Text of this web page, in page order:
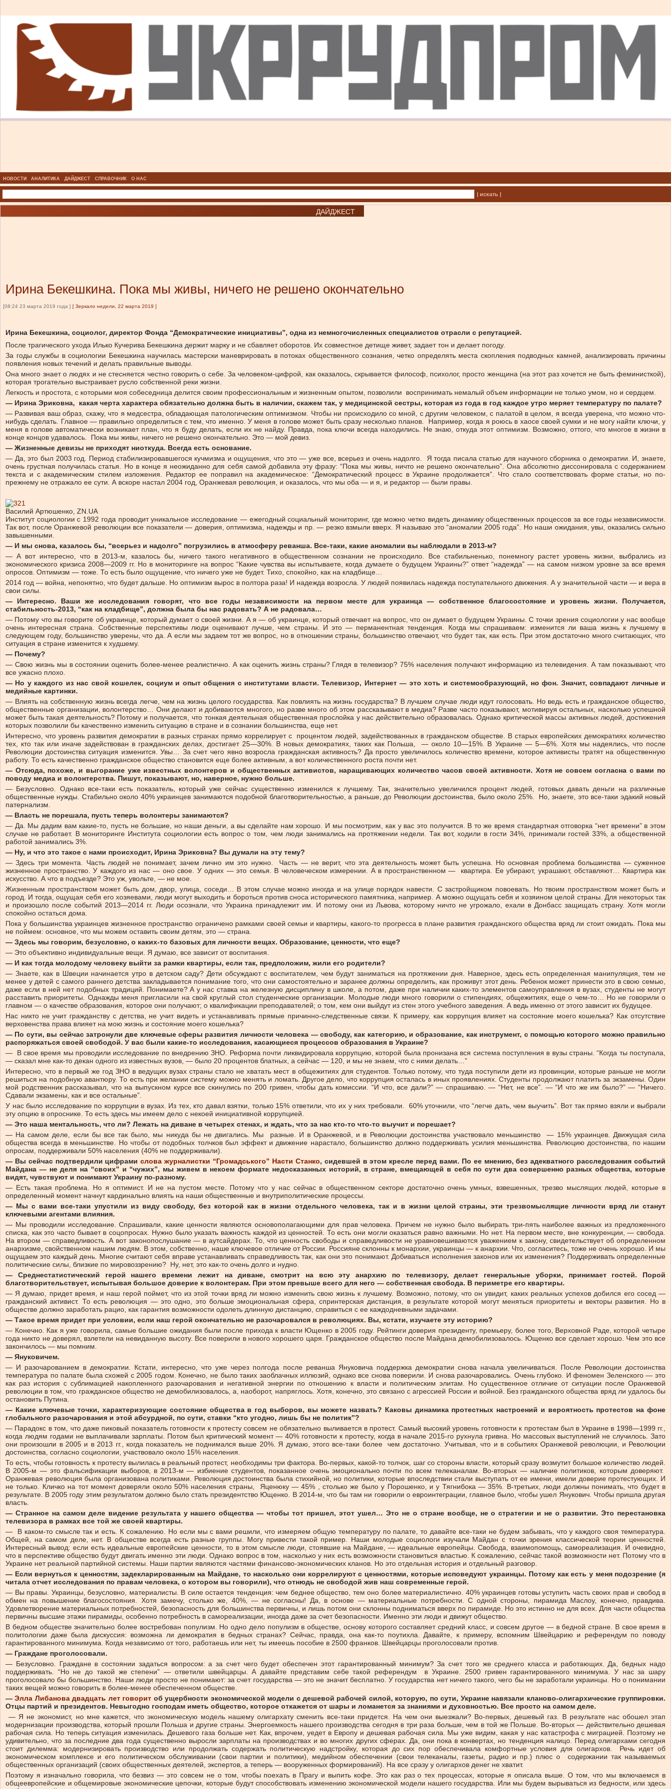
НОВОСТИ АНАЛИТИКА ДАЙДЖЕСТ СПРАВОЧНИК О НАС
| искать |
ДАЙДЖЕСТ
Ирина Бекешкина. Пока мы живы, ничего не решено окончательно
[08:24 23 марта 2019 года ] [ Зеркало недели, 22 марта 2019 ]
Ирина Бекешкина, социолог, директор Фонда “Демократические инициативы”, одна из немногочисленных специалистов отрасли с репутацией.
После трагического ухода Илько Кучерива Бекешкина держит марку и не сбавляет оборотов. Их совместное детище живет, задает тон и делает погоду.
За годы службы в социологии Бекешкина научилась мастерски маневрировать в потоках общественного сознания, четко определять места скопления подводных камней, анализировать причины
появления новых течений и делать правильные выводы.
Она много знает о людях и не стесняется честно говорить о себе. За человеком-цифрой, как оказалось, скрывается философ, психолог, просто женщина (на этот раз хочется не быть феминисткой),
которая трогательно выстраивает русло собственной реки жизни.
Легкость и простота, с которыми моя собеседница делится своим профессиональным и жизненным опытом, позволили воспринимать немалый объем информации не только умом, но и сердцем.
— Ирина Эриковна, какая черта характера обязательно должна быть в наличии, скажем так, у медицинской сестры, которая из года в год каждое утро меряет температуру по палате?
— Развивая ваш образ, скажу, что я медсестра, обладающая патологическим оптимизмом. Чтобы ни происходило со мной, с другим человеком, с палатой в целом, я всегда уверена, что можно что-
нибудь сделать. Главное — правильно определиться с тем, что именно. У меня в голове может быть сразу несколько планов. Например, когда я роюсь в хаосе своей сумки и не могу найти ключи, у
меня в голове автоматически возникает план, что я буду делать, если их не найду. Правда, пока ключи всегда находились. Не знаю, откуда этот оптимизм. Возможно, оттого, что многое в жизни в
конце концов удавалось. Пока мы живы, ничего не решено окончательно. Это — мой девиз.
— Жизненные девизы не приходят ниоткуда. Всегда есть основание.
— Да, это был 2003 год. Период стабилизировавшегося кучмизма и ощущения, что это — уже все, всерьез и очень надолго. Я тогда писала статью для научного сборника о демократии. И, знаете,
очень грустная получилась статья. Но в конце я неожиданно для себя самой добавила эту фразу: “Пока мы живы, ничто не решено окончательно”. Она абсолютно диссонировала с содержанием
текста и с академическим стилем изложения. Редактор ее поправил на академическое: “Демократический процесс в Украине продолжается”. Что стало соответствовать форме статьи, но по-
прежнему не отражало ее сути. А вскоре настал 2004 год, Оранжевая революция, и оказалось, что мы оба — и я, и редактор — были правы.
Василий Артюшенко, ZN.UA
Институт социологии с 1992 года проводит уникальное исследование — ежегодный социальный мониторинг, где можно четко видеть динамику общественных процессов за все годы независимости.
Так вот, после Оранжевой революции все показатели — доверия, оптимизма, надежды и пр. — резко взмыли вверх. Я называю это “аномалии 2005 года”. Но наши ожидания, увы, оказались сильно
завышенными.
— И мы снова, казалось бы, “всерьез и надолго” погрузились в атмосферу реванша. Все-таки, какие аномалии вы наблюдали в 2013-м?
— А вот интересно, что в 2013-м, казалось бы, ничего такого негативного в общественном сознании не происходило. Все стабильненько, понемногу растет уровень жизни, выбрались из
экономического кризиса 2008—2009 гг. Но в мониторинге на вопрос “Какие чувства вы испытываете, когда думаете о будущем Украины?” ответ “надежда” — на самом низком уровне за все время
опросов. Оптимизм — тоже. То есть было ощущение, что ничего уже не будет. Тихо, спокойно, как на кладбище…
2014 год — война, непонятно, что будет дальше. Но оптимизм вырос в полтора раза! И надежда возросла. У людей появилась надежда поступательного движения. А у значительной части — и вера в
свои силы.
— Интересно. Ваши же исследования говорят, что все годы независимости на первом месте для украинца — собственное благосостояние и уровень жизни. Получается,
стабильность-2013, “как на кладбище”, должна была бы нас радовать? А не радовала…
— Потому что вы говорите об украинце, который думает о своей жизни. А я — об украинце, который отвечает на вопрос, что он думает о будущем Украины. С точки зрения социологии у нас вообще
очень интересная страна. Собственные перспективы люди оценивают лучше, чем страны. И это — перманентная тенденция. Когда мы спрашиваем: изменится ли ваша жизнь к лучшему в
следующем году, большинство уверены, что да. А если мы задаем тот же вопрос, но в отношении страны, большинство отвечают, что будет так, как есть. При этом достаточно много считающих, что
ситуация в стране изменится к худшему.
— Почему?
— Свою жизнь мы в состоянии оценить более-менее реалистично. А как оценить жизнь страны? Глядя в телевизор? 75% населения получают информацию из телевидения. А там показывают, что
все ужасно плохо.
— Но у каждого из нас свой кошелек, социум и опыт общения с институтами власти. Телевизор, Интернет — это хоть и системообразующий, но фон. Значит, совпадают личные и
медийные картинки.
— Влиять на собственную жизнь всегда легче, чем на жизнь целого государства. Как повлиять на жизнь государства? В лучшем случае люди идут голосовать. Но ведь есть и гражданское общество,
общественные организации, волонтерство… Они делают и добиваются многого, но разве много об этом рассказывают в медиа? Разве часто показывают, мотивируя остальных, насколько успешной
может быть такая деятельность? Потому и получается, что тонкая деятельная общественная прослойка у нас действительно образовалась. Однако критической массы активных людей, достижения
которых позволили бы качественно изменить ситуацию в стране и в сознании большинства, еще нет.
Интересно, что уровень развития демократии в разных странах прямо коррелирует с процентом людей, задействованных в гражданском обществе. В старых европейских демократиях количество
тех, кто так или иначе задействован в гражданских делах, достигает 25—30%. В новых демократиях, таких как Польша, — около 10—15%. В Украине — 5—6%. Хотя мы надеялись, что после
Революции достоинства ситуация изменится. Увы… За счет чего явно возросла гражданская активность? Да просто увеличилось количество времени, которое активисты тратят на общественную
работу. То есть качественно гражданское общество становится еще более активным, а вот количественного роста почти нет.
— Отсюда, похоже, и выгорание уже известных волонтеров и общественных активистов, наращивающих количество часов своей активности. Хотя не совсем согласна с вами по
поводу медиа и волонтерства. Пишут, показывают, но, наверное, нужно больше.
— Безусловно. Однако все-таки есть показатель, который уже сейчас существенно изменился к лучшему. Так, значительно увеличился процент людей, готовых давать деньги на различные
общественные нужды. Стабильно около 40% украинцев занимаются подобной благотворительностью, а раньше, до Революции достоинства, было около 25%. Но, знаете, это все-таки эдакий новый
патернализм.
— Власть не порешала, пусть теперь волонтеры занимаются?
— Да. Мы дадим вам какие-то, пусть не большие, но наши деньги, а вы сделайте нам хорошо. И мы посмотрим, как у вас это получится. В то же время стандартная отговорка “нет времени” в этом
случае не работает. В мониторинге Института социологии есть вопрос о том, чем люди занимались на протяжении недели. Так вот, ходили в гости 34%, принимали гостей 33%, а общественной
работой занимались 3%.
— Ну, и что это такое с нами происходит, Ирина Эриковна? Вы думали на эту тему?
— Здесь три момента. Часть людей не понимает, зачем лично им это нужно. Часть — не верит, что эта деятельность может быть успешна. Но основная проблема большинства — суженное
жизненное пространство. У каждого из нас — оно свое. У одних — это семья. В человеческом измерении. А в пространственном — квартира. Ее убирают, украшают, обставляют… Квартира как
искусство. А что в подъезде? Это уж, увольте, — не мое.
Жизненным пространством может быть дом, двор, улица, соседи… В этом случае можно иногда и на улице порядок навести. С застройщиком повоевать. Но твоим пространством может быть и
город. И тогда, ощущая себя его хозяевами, люди могут выходить и бороться против сноса исторического памятника, например. А можно ощущать себя и хозяином целой страны. Для некоторых так
и произошло после событий 2013—2014 гг. Люди осознали, что Украина принадлежит им. И потому они из Львова, которому ничто не угрожало, ехали в Донбасс защищать страну. Хотя могли
спокойно остаться дома.
Пока у большинства украинцев жизненное пространство ограничено рамками своей семьи и квартиры, какого-то прогресса в плане развития гражданского общества вряд ли стоит ожидать. Пока мы
не поймем: основное, что мы можем оставить своим детям, это — страна.
— Здесь мы говорим, безусловно, о каких-то базовых для личности вещах. Образование, ценности, что еще?
— Это объективно индивидуальные вещи. Я думаю, все зависит от воспитания.
— И как тогда молодому человеку выйти за рамки квартиры, если так, предположим, жили его родители?
— Знаете, как в Швеции начинается утро в детском саду? Дети обсуждают с воспитателем, чем будут заниматься на протяжении дня. Наверное, здесь есть определенная манипуляция, тем не
менее у детей с самого раннего детства закладывается понимание того, что они самостоятельно и заранее должны определить, как проживут этот день. Ребенок может принести это в свою семью,
даже если в ней нет подобных традиций. Понимаете? А у нас ставка на железную дисциплину в школе, а потом, даже при наличии каких-то элементов самоуправления в вузах, студенты не могут
расставить приоритеты. Однажды меня пригласили на свой круглый стол студенческие организации. Молодые люди много говорили о стипендиях, общежитиях, еще о чем-то… Но не говорили о
главном — о качестве образования, которое они получают; о квалификации преподавателей; о том, кем они выйдут из стен этого учебного заведения. А ведь именно от этого зависит их будущее.
Нас никто не учит гражданству с детства, не учит видеть и устанавливать прямые причинно-следственные связи. К примеру, как коррупция влияет на состояние моего кошелька? Как отсутствие
верховенства права влияет на мою жизнь и состояние моего кошелька?
— По сути, вы сейчас затронули две ключевые сферы развития личности человека — свободу, как категорию, и образование, как инструмент, с помощью которого можно правильно
распоряжаться своей свободой. У вас были какие-то исследования, касающиеся процессов образования в Украине?
— В свое время мы проводили исследование по внедрению ЗНО. Реформа почти ликвидировала коррупцию, которой была пронизана вся система поступления в вузы страны. “Когда ты поступала,
— сказал мне как-то декан одного из известных вузов, — было 20 процентов блатных, а сейчас — 120, и мы не знаем, что с ними делать…”
Интересно, что в первый же год ЗНО в ведущих вузах страны стало не хватать мест в общежитиях для студентов. Только потому, что туда поступили дети из провинции, которые раньше не могли
решиться на подобную авантюру. То есть при желании систему можно менять и ломать. Другое дело, что коррупция осталась в иных проявлениях. Студенты продолжают платить за экзамены. Один
мой родственник рассказывал, что на выпускном курсе все скинулись по 200 гривен, чтобы дать комиссии. “И что, все дали?” — спрашиваю. — “Нет, не все”. — “И что же им было?” — “Ничего.
Сдавали экзамены, как и все остальные”.
У нас было исследование по коррупции в вузах. Из тех, кто давал взятки, только 15% ответили, что их у них требовали. 60% уточнили, что “легче дать, чем выучить”. Вот так прямо взяли и выбрали
эту опцию в опроснике. То есть здесь мы имеем дело с некоей инициативной коррупцией.
— Это наша ментальность, что ли? Лежать на диване в четырех стенах, и ждать, что за нас кто-то что-то выучит и порешает?
— На самом деле, если бы все так было, мы никуда бы не двигались. Мы разные. И в Оранжевой, и в Революции достоинства участвовало меньшинство — 15% украинцев. Движущая сила
общества всегда в меньшинстве. Но чтобы от подобных толчков был эффект и движение нарастало, большинство должно поддерживать усилия меньшинства. Революцию достоинства, по нашим
опросам, поддерживали 50% населения (40% не поддерживали).
— Вы сейчас подтвердили цифрамислова журналистки “Громадського” Насти Станко, сидевшей в этом кресле перед вами. По ее мнению, без адекватного расследования событий
Майдана — не деля на “своих” и “чужих”, мы живем в некоем формате недосказанных историй, в стране, вмещающей в себя по сути два совершенно разных общества, которые
видят, чувствуют и понимают Украину по-разному.
— Есть такая проблема. Но я оптимист. И не на пустом месте. Потому что у нас сейчас в общественном секторе достаточно очень умных, взвешенных, трезво мыслящих людей, которые в
определенный момент начнут кардинально влиять на наши общественные и внутриполитические процессы.
— Мы с вами все-таки упустили из виду свободу, без которой как в жизни отдельного человека, так и в жизни целой страны, эти трезвомыслящие личности вряд ли станут
ключевыми агентами влияния.
— Мы проводили исследование. Спрашивали, какие ценности являются основополагающими для прав человека. Причем не нужно было выбирать три-пять наиболее важных из предложенного
списка, как это часто бывает в соцопросах. Нужно было указать важность каждой из ценностей. То есть они могли оказаться равно важными. Но нет. На первом месте, вне конкуренции, — свобода.
На втором — справедливость. А вот законопослушание — в аутсайдерах. То, что ценность свободы и справедливости не уравновешиваются уважением к закону, свидетельствует об определенном
анархизме, свойственном нашим людям. В этом, собственно, наше ключевое отличие от России. Россияне склонны к монархии, украинцы — к анархии. Что, согласитесь, тоже не очень хорошо. И мы
ощущаем это каждый день. Многие считают себя вправе устанавливать справедливость так, как они это понимают. Добиваться исполнения законов или их изменения? Поддерживать определенные
политические силы, близкие по мировоззрению? Ну, нет, это как-то очень долго и нудно.
— Среднестатистический герой нашего времени лежит на диване, смотрит на всю эту анархию по телевизору, делает генеральные уборки, принимает гостей. Порой
благотворительствует, испытывая большое доверие к волонтерам. При этом превыше всего для него — собственная свобода. В периметре его квартиры.
— Я думаю, придет время, и наш герой поймет, что из этой точки вряд ли можно изменить свою жизнь к лучшему. Возможно, потому, что он увидит, каких реальных успехов добился его сосед —
гражданский активист. То есть революция — это одно, это больше эмоциональная сфера, спринтерская дистанция, в результате которой могут меняться приоритеты и векторы развития. Но в
обществе должно заработать рацио, как гарантия возможности одолеть длинную дистанцию, справиться с ее каждодневными задачами.
— Такое время придет при условии, если наш герой окончательно не разочаровался в революциях. Вы, кстати, изучаете эту историю?
— Конечно. Как я уже говорила, самые большие ожидания были после прихода к власти Ющенко в 2005 году. Рейтинги доверия президенту, премьеру, более того, Верховной Раде, которой четыре
года никто не доверял, взлетели на невиданную высоту. Все поверили в нового хорошего царя. Гражданское общество после Майдана демобилизовалось. Ющенко все сделает хорошо. Чем это все
закончилось — мы помним.
— Януковичем.
— И разочарованием в демократии. Кстати, интересно, что уже через полгода после реванша Януковича поддержка демократии снова начала увеличиваться. После Революции достоинства
температура по палате была схожей с 2005 годом. Конечно, не было таких заоблачных иллюзий, однако все снова поверили. И снова разочаровались. Очень глубоко. И феномен Зеленского — это
как раз история с сублимацией накопленного разочарования и негативной энергии по отношению к власти и политическим элитам. Но существенное отличие от ситуации после Оранжевой
революции в том, что гражданское общество не демобилизовалось, а, наоборот, напряглось. Хотя, конечно, это связано с агрессией России и войной. Без гражданского общества вряд ли удалось бы
остановить Путина.
— Какие ключевые точки, характеризующие состояние общества в год выборов, вы можете назвать? Каковы динамика протестных настроений и вероятность протестов на фоне
глобального разочарования и этой абсурдной, по сути, ставки “кто угодно, лишь бы не политик”?
— Парадокс в том, что даже пиковый показатель готовности к протесту совсем не обязательно выливается в протест. Самый высокий уровень готовности к протестам был в Украине в 1998—1999 гг.,
когда людям годами не выплачивали зарплаты. Потом был критический момент — 40% готовности к протесту, когда в начале 2015-го рухнула гривна. Но массовых выступлений не случилось. Зато
они произошли в 2005 и в 2013 гг., когда показатель не поднимался выше 20%. Я думаю, этого все-таки более чем достаточно. Учитывая, что и в событиях Оранжевой революции, и Революции
достоинства, согласно социологии, участвовало около 15% населения.
То есть, чтобы готовность к протесту вылилась в реальный протест, необходимы три фактора. Во-первых, какой-то толчок, шаг со стороны власти, который сразу возмутит большое количество людей.
В 2005-м — это фальсификации выборов, в 2013-м — избиение студентов, показанное очень эмоционально почти по всем телеканалам. Во-вторых — наличие политиков, которым доверяют.
Оранжевая революция была организована политиками. Революция достоинства была стихийной, но политики, которые впоследствии стали выступать от ее имени, имели доверие протестующих. И
не только. Кличко на тот момент доверяли около 50% населения страны, Яценюку — 45% , столько же было у Порошенко, и у Тягнибока — 35%. В-третьих, люди должны понимать, что будет в
результате. В 2005 году этим результатом должно было стать президентство Ющенко. В 2014-м, что бы там ни говорили о евроинтеграции, главное было, чтобы ушел Янукович. Чтобы пришла другая
власть.
— Странное на самом деле видение результата у нашего общества — чтобы тот пришел, этот ушел… Это не о стране вообще, не о стратегии и не о развитии. Это перестановка
телевизора в рамках все той же своей квартиры.
— В каком-то смысле так и есть. К сожалению. Но если мы с вами решили, что измеряем общую температуру по палате, то давайте все-таки не будем забывать, что у каждого своя температура.
Общей, на самом деле, нет. В обществе всегда есть разные группы. Могу привести такой пример. Наши молодые социологи изучали Майдан с точки зрения классической теории ценностей.
Интересный вывод: если есть идеальные европейские ценности, то в этом смысле люди, стоявшие на Майдане, — идеальные европейцы. Свобода, взаимопомощь, самореализация. И очевидно,
что в перспективе общество будут двигать именно эти люди. Однако вопрос в том, насколько у них есть возможности становиться властью. К сожалению, сейчас такой возможности нет. Потому что в
Украине нет реальной партийной системы. Наши партии являются частями финансово-экономических кланов. Но это отдельная история и отдельный разговор.
— Если вернуться к ценностям, задекларированным на Майдане, то насколько они коррелируют с ценностями, которые исповедуют украинцы. Потому как есть у меня подозрение (я
читала отчет исследования по правам человека, о котором вы говорили), что отнюдь не свободой жив наш современные герой.
— Вы правы. Украинцы, безусловно, материалисты. В силе остается тенденция: чем беднее общество, тем оно более материалистично. 40% украинцев готовы уступить часть своих прав и свобод в
обмен на повышение благосостояния. Хотя замечу, столько же, 40%, — не согласны! Да, в основе — материальные потребности. С одной стороны, пирамида Маслоу, конечно, правдива.
Удовлетворение материальных потребностей, безопасность для большинства первичны, и лишь потом они склонны подниматься вверх по пирамиде. Но это истинно не для всех. Для части общества
первичны высшие этажи пирамиды, особенно потребность в самореализации, иногда даже за счет безопасности. Именно эти люди и движут общество.
В бедном обществе значительно более востребован популизм. Но одно дело популизм в обществе, основу которого составляет средний класс, и совсем другое — в бедной стране. В свое время в
политологии даже была дискуссия: возможна ли демократия в бедных странах? Сейчас, правда, она как-то поутихла. Давайте, к примеру, вспомним Швейцарию и референдум по поводу
гарантированного минимума. Когда независимо от того, работаешь или нет, ты имеешь пособие в 2500 франков. Швейцарцы проголосовали против.
— Граждане проголосовали.
— Безусловно. Граждане в состоянии задаться вопросом: а за счет чего будет обеспечен этот гарантированный минимум? За счет того же среднего класса и работающих. Да, бедных надо
поддерживать. “Но не до такой же степени” — ответили швейцарцы. А давайте представим себе такой референдум в Украине. 2500 гривен гарантированного минимума. У нас за шару
проголосовало бы большинство. Наши люди просто не понимают: за счет государства — это не значит бесплатно. У государства нет ничего такого, чего бы не заработали украинцы. Но о понимании
таких вещей можно говорить в более-менее обеспеченном обществе.
— Элла Либанова двадцать лет говорит об ущербности экономической модели с дешевой рабочей силой, которую, по сути, Украине навязали кланово-олигархические группировки.
Отцы партий и президентов. Невыгодно господам иметь общество, которое откажется от шары и ломанется за знаниями и духовностью. Все просто на самом деле.
— Я не экономист, но мне кажется, что экономическую модель нашему олигархату сменить все-таки придется. На чем они выезжали? Во-первых, дешевый газ. В результате нас обошел этап
модернизации производства, который прошли Польша и другие страны. Энергоемкость нашего производства сегодня в три раза больше, чем в той же Польше. Во-вторых — действительно дешевая
рабочая сила. Но теперь ситуация изменилась. Дешевого газа больше нет. Как, впрочем, уедет в Европу и дешевая рабочая сила. Мы уже видим, какая у нас катастрофа с миграцией. Поэтому не
удивительно, что за последние два года существенно выросли зарплаты на производствах и во многих других сферах. Да, они пока в конвертах, но тенденция налицо. Перед олигархами сегодня
стоит дилемма: модернизировать производство или продолжать содержать политическую надстройку, которая до сих пор обеспечивала комфортные условия для олигархов. Речь идет об
экономическом комплексе и его политическом обслуживании (свои партии и политики), медийном обеспечении (свои телеканалы, газеты, радио и пр.) плюс о содержании так называемых
общественных организаций (своих общественных деятелей, экспертов, а теперь — вооруженных формирований). На все сразу у олигархов денег не хватит.
Поэтому я изначально говорила, что безвиз — это совсем не о том, чтобы поехать в Прагу и выпить кофе. Это как раз о тех процессах, которые я описала выше. О том, что мы включаемся в
общеевропейские и общемировые экономические цепочки, которые будут способствовать изменению экономической модели нашего государства. Или мы будем вырываться из бедности, или здесь